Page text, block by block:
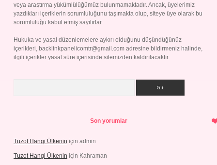
veya araştırma yükümlülüğümüz bulunmamaktadır. Ancak, üyelerimiz
yazdıkları içeriklerin sorumluluğunu taşımakta olup, siteye üye olarak bu
sorumluluğu kabul etmiş sayılırlar.
Hukuka ve yasal düzenlemelere aykırı olduğunu düşündüğünüz
içerikleri, backlinkpanelicomtr@gmail.com adresine bildirmeniz halinde,
ilgili içerikler yasal süre içerisinde sitemizden kaldırılacaktır.
Son yorumlar
Tuzot Hangi Ülkenin için admin
Tuzot Hangi Ülkenin için Kahraman